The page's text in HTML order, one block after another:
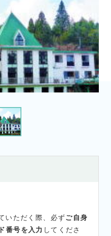
いただく際、必ずご自身
番号を入力 してくださ